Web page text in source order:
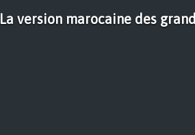
La version marocaine des